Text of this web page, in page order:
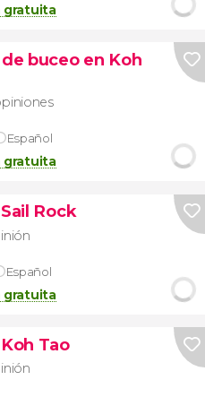
gratuita
buceo en Koh
Español
gratuita
Rock
Español
gratuita
Tao